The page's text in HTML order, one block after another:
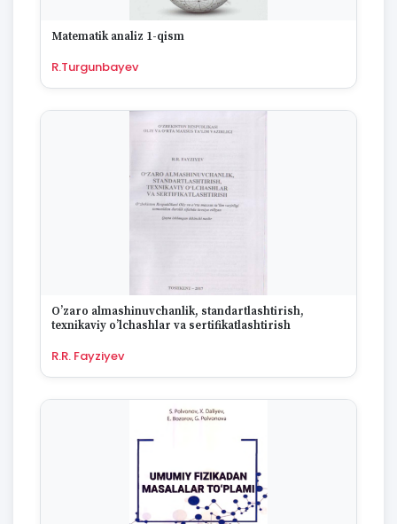
Matematik analiz 1-qism
R.Turgunbayev
O’zaro almashinuvchanlik, standartlashtirish,
texnikaviy o’lchashlar va sertifikatlashtirish
R.R. Fayziyev